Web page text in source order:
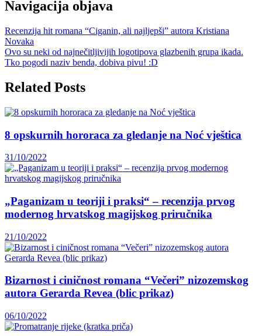
Navigacija objava
Recenzija hit romana “Ciganin, ali najljepši” autora Kristiana
Novaka
Ovo su neki od najnečitljivijih logotipova glazbenih grupa ikada.
Tko pogodi naziv benda, dobiva pivu! :D
Related Posts
8 opskurnih hororaca za gledanje na Noć vještica
31/10/2022
„Paganizam u teoriji i praksi“ – recenzija prvog
modernog hrvatskog magijskog priručnika
21/10/2022
Bizarnost i ciničnost romana “Večeri” nizozemskog
autora Gerarda Revea (blic prikaz)
06/10/2022